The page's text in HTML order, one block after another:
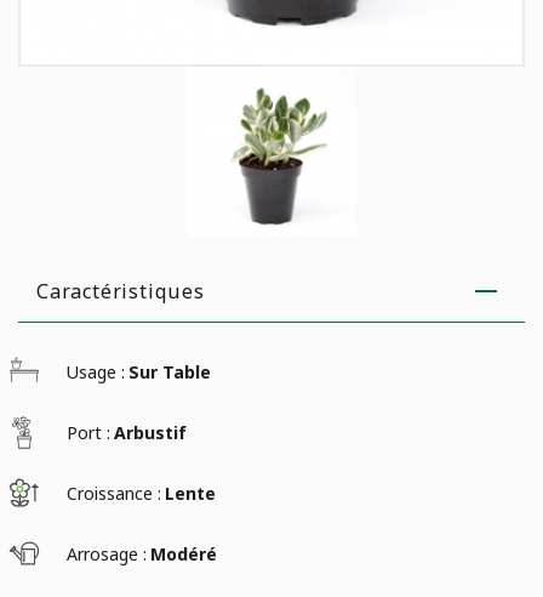
Caractéristiques
Usage : Sur Table
Port : Arbustif
Croissance : Lente
Arrosage : Modéré